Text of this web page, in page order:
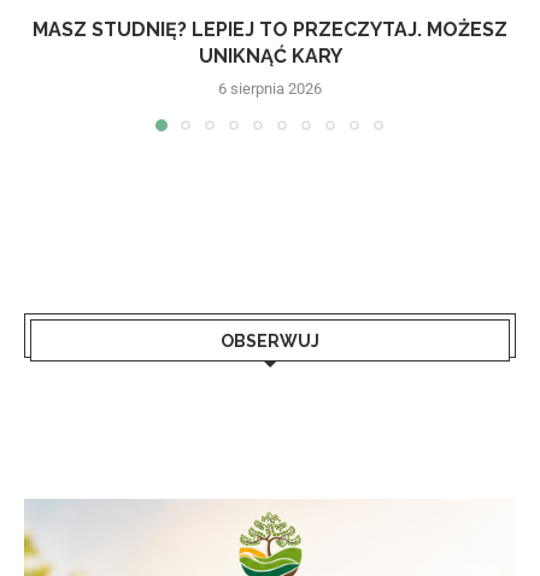
MASZ STUDNIĘ? LEPIEJ TO PRZECZYTAJ. MOŻESZ
UNIKNĄĆ KARY
6 sierpnia 2026
OBSERWUJ